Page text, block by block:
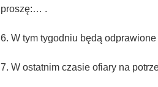
proszę:… .
6. W tym tygodniu będą
7. W ostatnim czasie ofiary na